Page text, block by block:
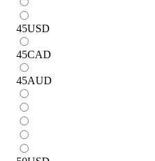
45USD
45CAD
45AUD